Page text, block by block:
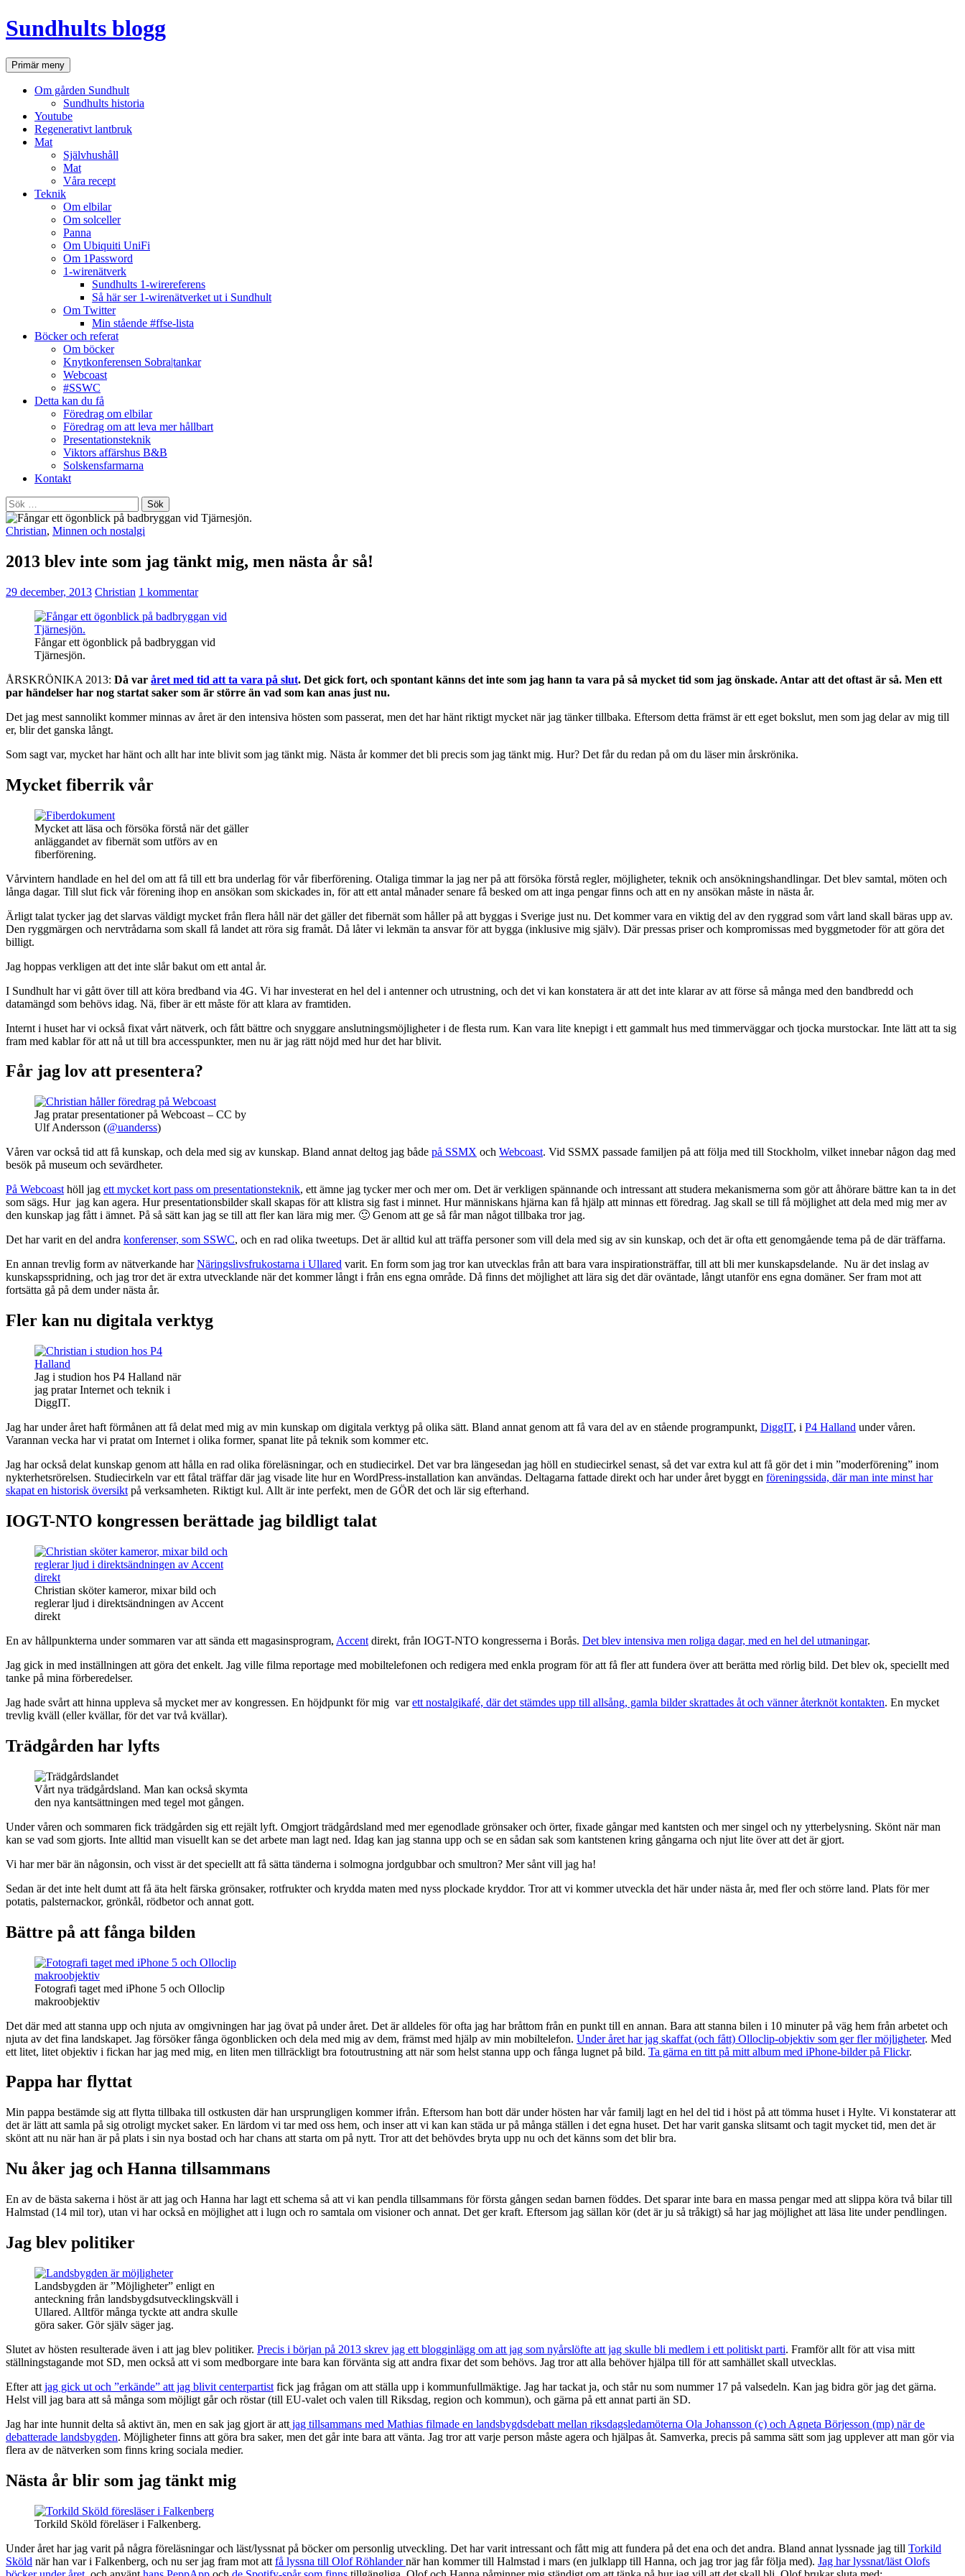
Hoppa
till
Sundhults blogg
SökPrimär meny
Om gården Sundhult
Sundhults historia
Youtube
Regenerativt lantbruk
Mat
Självhushåll
Mat
Våra recept
Teknik
Om elbilar
Om solceller
Panna
Om Ubiquiti UniFi
Om 1Password
1-wirenätverk
Sundhults 1-wirereferens
Så här ser 1-wirenätverket ut i Sundhult
Om Twitter
Min stående #ffse-lista
Böcker och referat
Om böcker
Knytkonferensen Sobra|tankar
Webcoast
#SSWC
Detta kan du få
Föredrag om elbilar
Föredrag om att leva mer hållbart
Presentationsteknik
Viktors affärshus B&B
Solskensfarmarna
Kontakt
Sök
efter:
Christian, Minnen och nostalgi
2013 blev inte som jag tänkt mig, men nästa år så!
29 december, 2013 Christian 1 kommentar
Fångar ett ögonblick på badbryggan vid
Tjärnesjön.
ÅRSKRÖNIKA 2013: Då var året med tid att ta vara på slut. Det gick fort, och spontant känns det inte som jag hann ta vara på så mycket tid som jag önskade. Antar att det oftast är så. Men ett
par händelser har nog startat saker som är större än vad som kan anas just nu.
Det jag mest sannolikt kommer minnas av året är den intensiva hösten som passerat, men det har hänt riktigt mycket när jag tänker tillbaka. Eftersom detta främst är ett eget bokslut, men som jag delar av mig till
er, blir det ganska långt.
Som sagt var, mycket har hänt och allt har inte blivit som jag tänkt mig. Nästa år kommer det bli precis som jag tänkt mig. Hur? Det får du redan på om du läser min årskrönika.
Mycket fiberrik vår
Mycket att läsa och försöka förstå när det gäller
anläggandet av fibernät som utförs av en
fiberförening.
Vårvintern handlade en hel del om att få till ett bra underlag för vår fiberförening. Otaliga timmar la jag ner på att försöka förstå regler, möjligheter, teknik och ansökningshandlingar. Det blev samtal, möten och
långa dagar. Till slut fick vår förening ihop en ansökan som skickades in, för att ett antal månader senare få besked om att inga pengar finns och att en ny ansökan måste in nästa år.
Ärligt talat tycker jag det slarvas väldigt mycket från flera håll när det gäller det fibernät som håller på att byggas i Sverige just nu. Det kommer vara en viktig del av den ryggrad som vårt land skall bäras upp av.
Den ryggmärgen och nervtrådarna som skall få landet att röra sig framåt. Då låter vi lekmän ta ansvar för att bygga (inklusive mig själv). Där pressas priser och kompromissas med byggmetoder för att göra det
billigt.
Jag hoppas verkligen att det inte slår bakut om ett antal år.
I Sundhult har vi gått över till att köra bredband via 4G. Vi har investerat en hel del i antenner och utrustning, och det vi kan konstatera är att det inte klarar av att förse så många med den bandbredd och
datamängd som behövs idag. Nä, fiber är ett måste för att klara av framtiden.
Internt i huset har vi också fixat vårt nätverk, och fått bättre och snyggare anslutningsmöjligheter i de flesta rum. Kan vara lite knepigt i ett gammalt hus med timmerväggar och tjocka murstockar. Inte lätt att ta sig
fram med kablar för att nå ut till bra accesspunkter, men nu är jag rätt nöjd med hur det har blivit.
Får jag lov att presentera?
Jag pratar presentationer på Webcoast – CC by
Ulf Andersson (@uanderss)
Våren var också tid att få kunskap, och dela med sig av kunskap. Bland annat deltog jag både på SSMX och Webcoast. Vid SSMX passade familjen på att följa med till Stockholm, vilket innebar någon dag med
besök på museum och sevärdheter.
På Webcoast höll jag ett mycket kort pass om presentationsteknik, ett ämne jag tycker mer och mer om. Det är verkligen spännande och intressant att studera mekanismerna som gör att åhörare bättre kan ta in det
som sägs. Hur jag kan agera. Hur presentationsbilder skall skapas för att klistra sig fast i minnet. Hur människans hjärna kan få hjälp att minnas ett föredrag. Jag skall se till få möjlighet att dela med mig mer av
den kunskap jag fått i ämnet. På så sätt kan jag se till att fler kan lära mig mer. 🙂 Genom att ge så får man något tillbaka tror jag.
Det har varit en del andra konferenser, som SSWC, och en rad olika tweetups. Det är alltid kul att träffa personer som vill dela med sig av sin kunskap, och det är ofta ett genomgående tema på de där träffarna.
En annan trevlig form av nätverkande harNäringslivsfrukostarna i Ullared varit. En form som jag tror kan utvecklas från att bara vara inspirationsträffar, till att bli mer kunskapsdelande. Nu är det inslag av
kunskapsspridning, och jag tror det är extra utvecklande när det kommer långt i från ens egna område. Då finns det möjlighet att lära sig det där oväntade, långt utanför ens egna domäner. Ser fram mot att
fortsätta gå på dem under nästa år.
Fler kan nu digitala verktyg
Jag i studion hos P4 Halland när
jag pratar Internet och teknik i
DiggIT.
Jag har under året haft förmånen att få delat med mig av min kunskap om digitala verktyg på olika sätt. Bland annat genom att få vara del av en stående programpunkt, DiggIT, i P4 Halland under våren.
Varannan vecka har vi pratat om Internet i olika former, spanat lite på teknik som kommer etc.
Jag har också delat kunskap genom att hålla en rad olika föreläsningar, och en studiecirkel. Det var bra längesedan jag höll en studiecirkel senast, så det var extra kul att få gör det i min ”moderförening” inom
nykterhetsrörelsen. Studiecirkeln var ett fåtal träffar där jag visade lite hur en WordPress-installation kan användas. Deltagarna fattade direkt och har under året byggt en föreningssida, där man inte minst har
skapat en historisk översikt på verksamheten. Riktigt kul. Allt är inte perfekt, men de GÖR det och lär sig efterhand.
IOGT-NTO kongressen berättade jag bildligt talat
Christian sköter kameror, mixar bild och
reglerar ljud i direktsändningen av Accent
direkt
En av hållpunkterna under sommaren var att sända ett magasinsprogram, Accent direkt, från IOGT-NTO kongresserna i Borås. Det blev intensiva men roliga dagar, med en hel del utmaningar.
Jag gick in med inställningen att göra det enkelt. Jag ville filma reportage med mobiltelefonen och redigera med enkla program för att få fler att fundera över att berätta med rörlig bild. Det blev ok, speciellt med
tanke på mina förberedelser.
Jag hade svårt att hinna uppleva så mycket mer av kongressen. En höjdpunkt för mig varett nostalgikafé, där det stämdes upp till allsång, gamla bilder skrattades åt och vänner återknöt kontakten. En mycket
trevlig kväll (eller kvällar, för det var två kvällar).
Trädgården har lyfts
Vårt nya trädgårdsland. Man kan också skymta
den nya kantsättningen med tegel mot gången.
Under våren och sommaren fick trädgården sig ett rejält lyft. Omgjort trädgårdsland med mer egenodlade grönsaker och örter, fixade gångar med kantsten och mer singel och ny ytterbelysning. Skönt när man
kan se vad som gjorts. Inte alltid man visuellt kan se det arbete man lagt ned. Idag kan jag stanna upp och se en sådan sak som kantstenen kring gångarna och njut lite över att det är gjort.
Vi har mer bär än någonsin, och visst är det speciellt att få sätta tänderna i solmogna jordgubbar och smultron? Mer sånt vill jag ha!
Sedan är det inte helt dumt att få äta helt färska grönsaker, rotfrukter och krydda maten med nyss plockade kryddor. Tror att vi kommer utveckla det här under nästa år, med fler och större land. Plats för mer
potatis, palsternackor, grönkål, rödbetor och annat gott.
Bättre på att fånga bilden
Fotografi taget med iPhone 5 och Olloclip
makroobjektiv
Det där med att stanna upp och njuta av omgivningen har jag övat på under året. Det är alldeles för ofta jag har bråttom från en punkt till en annan. Bara att stanna bilen i 10 minuter på väg hem från arbetet och
njuta av det fina landskapet. Jag försöker fånga ögonblicken och dela med mig av dem, främst med hjälp av min mobiltelefon. Under året har jag skaffat (och fått) Olloclip-objektiv som ger fler möjligheter. Med
ett litet, litet objektiv i fickan har jag med mig, en liten men tillräckligt bra fotoutrustning att när som helst stanna upp och fånga lugnet på bild. Ta gärna en titt på mitt album med iPhone-bilder på Flickr.
Pappa har flyttat
Min pappa bestämde sig att flytta tillbaka till ostkusten där han ursprungligen kommer ifrån. Eftersom han bott där under hösten har vår familj lagt en hel del tid i höst på att tömma huset i Hylte. Vi konstaterar att
det är lätt att samla på sig otroligt mycket saker. En lärdom vi tar med oss hem, och inser att vi kan kan städa ur på många ställen i det egna huset. Det har varit ganska slitsamt och tagit mycket tid, men det är
skönt att nu när han är på plats i sin nya bostad och har chans att starta om på nytt. Tror att det behövdes bryta upp nu och det känns som det blir bra.
Nu åker jag och Hanna tillsammans
En av de bästa sakerna i höst är att jag och Hanna har lagt ett schema så att vi kan pendla tillsammans för första gången sedan barnen föddes. Det sparar inte bara en massa pengar med att slippa köra två bilar till
Halmstad (14 mil tor), utan vi har också en möjlighet att i lugn och ro samtala om visioner och annat. Det ger kraft. Eftersom jag sällan kör (det är ju så tråkigt) så har jag möjlighet att läsa lite under pendlingen.
Jag blev politiker
Landsbygden är ”Möjligheter” enligt en
anteckning från landsbygdsutvecklingskväll i
Ullared. Alltför många tyckte att andra skulle
göra saker. Gör själv säger jag.
Slutet av hösten resulterade även i att jag blev politiker. Precis i början på 2013 skrev jag ett blogginlägg om att jag som nyårslöfte att jag skulle bli medlem i ett politiskt parti. Framför allt för att visa mitt
ställningstagande mot SD, men också att vi som medborgare inte bara kan förvänta sig att andra fixar det som behövs. Jag tror att alla behöver hjälpa till för att samhället skall utvecklas.
Efter att jag gick ut och ”erkände” att jag blivit centerpartist fick jag frågan om att ställa upp i kommunfullmäktige. Jag har tackat ja, och står nu som nummer 17 på valsedeln. Kan jag bidra gör jag det gärna.
Helst vill jag bara att så många som möjligt går och röstar (till EU-valet och valen till Riksdag, region och kommun), och gärna på ett annat parti än SD.
Jag har inte hunnit delta så aktivt än, men en sak jag gjort är att jag tillsammans med Mathias filmade en landsbygdsdebatt mellan riksdagsledamöterna Ola Johansson (c) och Agneta Börjesson (mp) när de
debatterade landsbygden. Möjligheter finns att göra bra saker, men det går inte bara att vänta. Jag tror att varje person måste agera och hjälpas åt. Samverka, precis på samma sätt som jag upplever att man gör via
flera av de nätverken som finns kring sociala medier.
Nästa år blir som jag tänkt mig
Torkild Sköld föreläser i Falkenberg.
Under året har jag varit på några föreläsningar och läst/lyssnat på böcker om personlig utveckling. Det har varit intressant och fått mig att fundera på det ena och det andra. Bland annat lyssnade jag till Torkild
Sköld när han var i Falkenberg, och nu ser jag fram mot att få lyssna till Olof Röhlandernär han kommer till Halmstad i mars (en julklapp till Hanna, och jag tror jag får följa med). Jag har lyssnat/läst Olofs